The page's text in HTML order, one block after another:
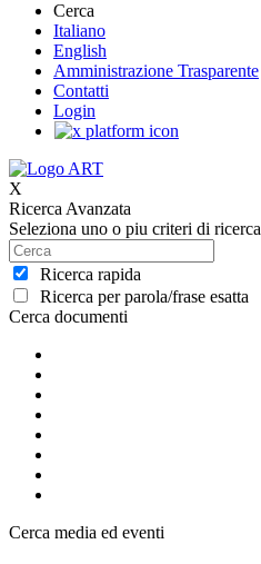
Cerca
Italiano
English
Amministrazione Trasparente
Contatti
Login
X
Ricerca Avanzata
Seleziona uno o piu criteri di ricerca
Ricerca rapida
Ricerca per parola/frase esatta
Cerca documenti
Cerca media ed eventi